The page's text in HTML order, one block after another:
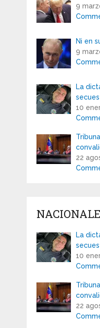
9
Ni en
9
La
10
22
La
10
22